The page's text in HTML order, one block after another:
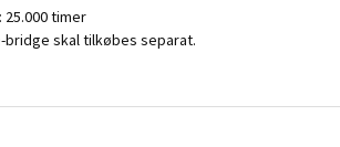
timer
bridge skal tilkøbes separat.